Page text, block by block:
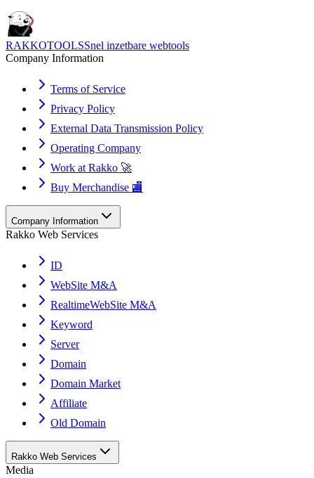
RAKKOTOOLSSnel inzetbare webtools
Company Information
Terms of Service
Privacy Policy
External Data Transmission Policy
Operating Company
Work at Rakko 🚀
Buy Merchandise 🏬
Company Information
Rakko Web Services
ID
WebSite M&A
RealtimeWebSite M&A
Keyword
Server
Domain
Domain Market
Affiliate
Old Domain
Rakko Web Services
Media